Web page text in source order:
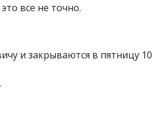
все не точно.
и закрываются в пятницу 10